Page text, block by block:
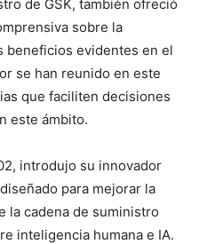
de GSK, también ofreció
sobre la
beneficios evidentes en el
se han reunido en este
que faciliten decisiones
este ámbito.
introdujo su innovador
para mejorar la
la cadena de suministro
inteligencia humana e IA.